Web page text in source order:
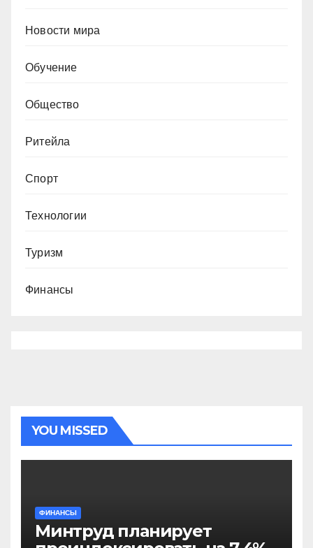
Новости мира
Обучение
Общество
Ритейла
Спорт
Технологии
Туризм
Финансы
YOU MISSED
ФИНАНСЫ
Минтруд планирует